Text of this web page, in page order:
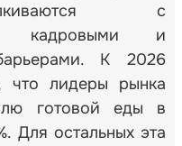
с
кадровыми и
К 2026
лидеры рынка
готовой еды в
Для остальных эта